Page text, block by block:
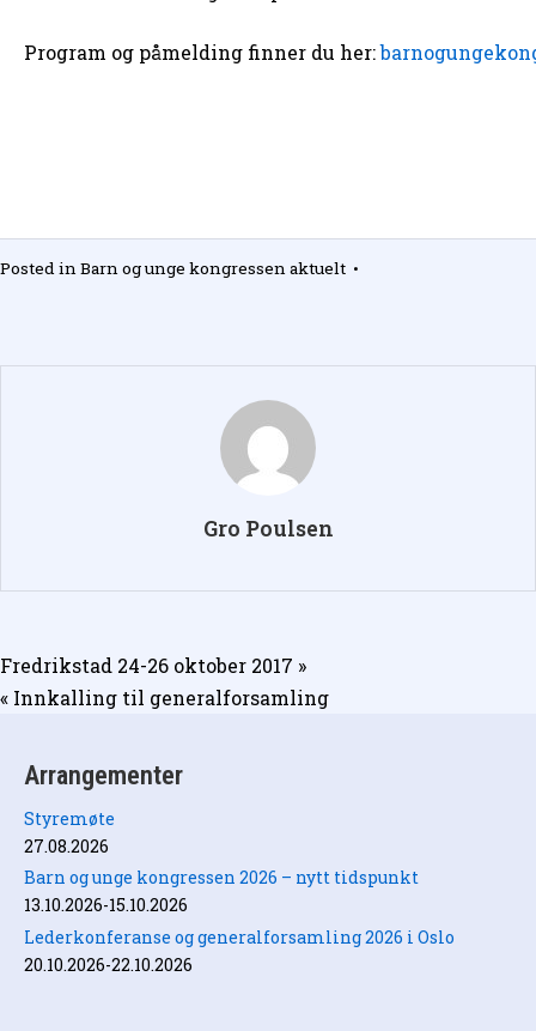
Program og påmelding finner du her:
Posted inBarn og unge kongressen aktuelt •
Gro Poulsen
Innleggsnavigasjon
Fredrikstad 24-26 oktober 2017 »
« Innkalling til generalforsamling
Arrangementer
Styremøte
27.08.2026
Barn og unge kongressen 2026 – nytt tidspunkt
13.10.2026-15.10.2026
Lederkonferanse og generalforsamling 2026 i Oslo
20.10.2026-22.10.2026